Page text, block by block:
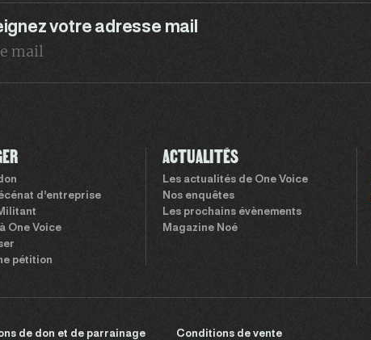
votre adresse mail
d’entreprise
One Voice
pétition
ACTUALITÉS
Les actualités de One Voice
Nos enquêtes
Les prochains évènements
Magazine Noé
de don et de parrainage
Conditions de vente